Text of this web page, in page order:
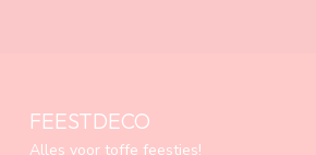
FEESTDECO
Alles voor toffe feestjes!